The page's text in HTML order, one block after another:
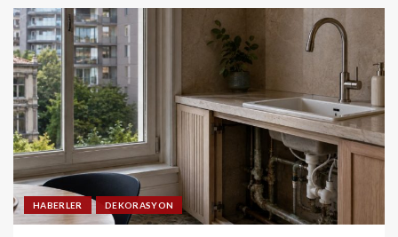
HABERLER DEKORASYON